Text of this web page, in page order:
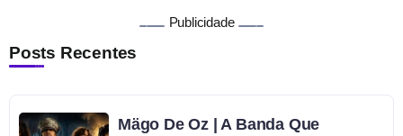
Publicidade
Posts Recentes
Mägo De Oz | A Banda Que